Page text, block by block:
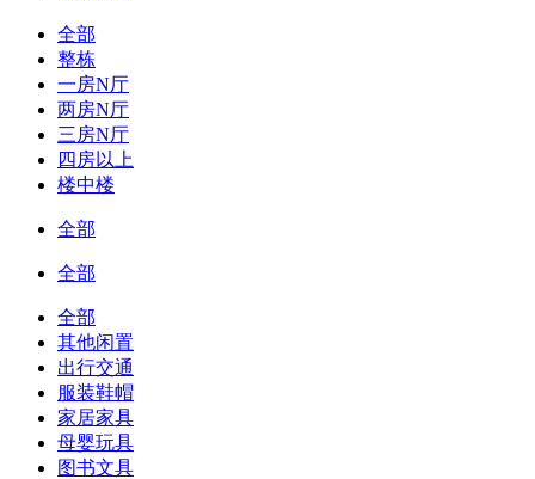
全部
整栋
一房N厅
两房N厅
三房N厅
四房以上
楼中楼
全部
全部
全部
其他闲置
出行交通
服装鞋帽
家居家具
母婴玩具
图书文具